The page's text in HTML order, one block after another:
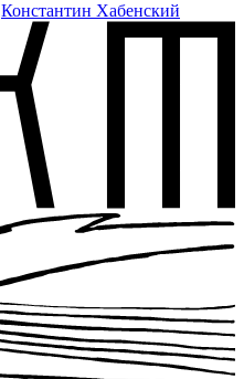
Константин Хабенский